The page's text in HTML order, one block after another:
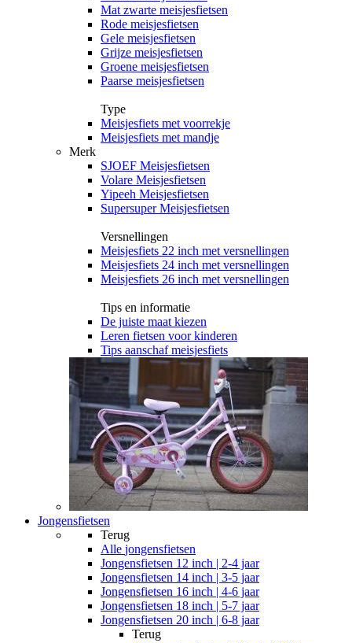
Mat zwarte meisjesfietsen
Rode meisjesfietsen
Gele meisjesfietsen
Grijze meisjesfietsen
Groene meisjesfietsen
Paarse meisjesfietsen
Type
Meisjesfiets met voorrekje
Meisjesfiets met mandje
Merk
SJOEF Meisjesfietsen
Volare Meisjesfietsen
Yipeeh Meisjesfietsen
Supersuper Meisjesfietsen
Versnellingen
Meisjesfiets 22 inch met versnellingen
Meisjesfiets 24 inch met versnellingen
Meisjesfiets 26 inch met versnellingen
Tips en informatie
De juiste maat kiezen
Leren fietsen voor kinderen
Tips aanschaf meisjesfiets
Jongensfietsen
Terug
Alle jongensfietsen
Jongensfietsen 12 inch | 2-4 jaar
Jongensfietsen 14 inch | 3-5 jaar
Jongensfietsen 16 inch | 4-6 jaar
Jongensfietsen 18 inch | 5-7 jaar
Jongensfietsen 20 inch | 6-8 jaar
Terug